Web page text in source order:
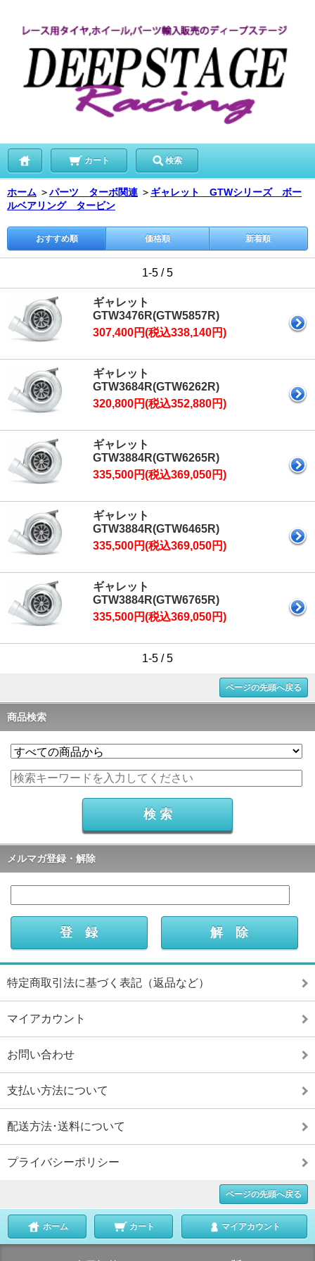
カート 検索
ホーム ＞パーツ ターボ関連 ＞ ギャレット GTWシリーズ ボー
ルベアリング タービン
おすすめ順 価格順 新着順
1-5 / 5
ギャレット
GTW3476R(GTW5857R)
307,400円(税込338,140円)
ギャレット
GTW3684R(GTW6262R)
320,800円(税込352,880円)
ギャレット
GTW3884R(GTW6265R)
335,500円(税込369,050円)
ギャレット
GTW3884R(GTW6465R)
335,500円(税込369,050円)
ギャレット
GTW3884R(GTW6765R)
335,500円(税込369,050円)
1-5 / 5
ページの先頭へ戻る
商品検索
メルマガ登録・解除
特定商取引法に基づく表記（返品など）
マイアカウント
お問い合わせ
支払い方法について
配送方法･送料について
プライバシーポリシー
ページの先頭へ戻る
ホーム カート マイアカウント